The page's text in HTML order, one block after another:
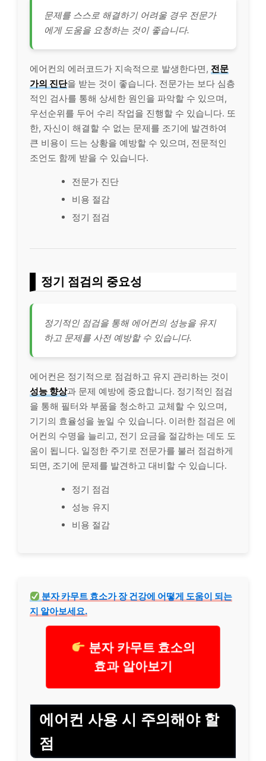
문제를 스스로 해결하기 어려울 경우 전문가
에게 도움을 요청하는 것이 좋습니다.
에어컨의 에러코드가 지속적으로 발생한다면, 전문
가의 진단을 받는 것이 좋습니다. 전문가는 보다 심층
적인 검사를 통해 상세한 원인을 파악할 수 있으며,
우선순위를 두어 수리 작업을 진행할 수 있습니다. 또
한, 자신이 해결할 수 없는 문제를 조기에 발견하여
큰 비용이 드는 상황을 예방할 수 있으며, 전문적인
조언도 함께 받을 수 있습니다.
전문가 진단
비용 절감
정기 점검
정기 점검의 중요성
정기적인 점검을 통해 에어컨의 성능을 유지
하고 문제를 사전 예방할 수 있습니다.
에어컨은 정기적으로 점검하고 유지 관리하는 것이
성능 향상과 문제 예방에 중요합니다. 정기적인 점검
을 통해 필터와 부품을 청소하고 교체할 수 있으며,
기기의 효율성을 높일 수 있습니다. 이러한 점검은 에
어컨의 수명을 늘리고, 전기 요금을 절감하는 데도 도
움이 됩니다. 일정한 주기로 전문가를 불러 점검하게
되면, 조기에 문제를 발견하고 대비할 수 있습니다.
정기 점검
성능 유지
비용 절감
분자 카무트 효소가 장건강에 어떻게 도움이 되는
지 알아보세요.
분자 카무트 효소의
효과 알아보기
에어컨 사용 시 주의해야 할
점